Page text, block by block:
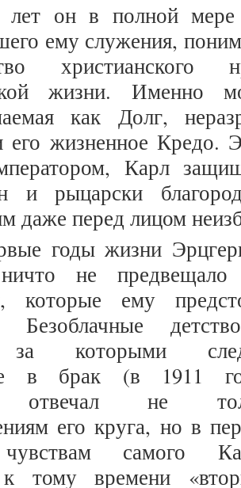
он в полной мере
ему служения,
христианского
жизни. Именно
как Долг,
его жизненное Кредо.
Карл
и рыцарски
даже перед лицом
годы жизни
ничто не предвещало
которые ему
Безоблачные
которыми
в брак (в 1911
отвечал не
его круга, но в
самого
к тому времени